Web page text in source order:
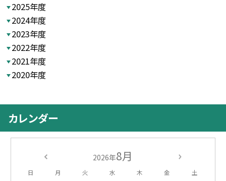
2025年度
2024年度
2023年度
2022年度
2021年度
2020年度
カレンダー
2026年8月
日 月 火 水 木 金 土